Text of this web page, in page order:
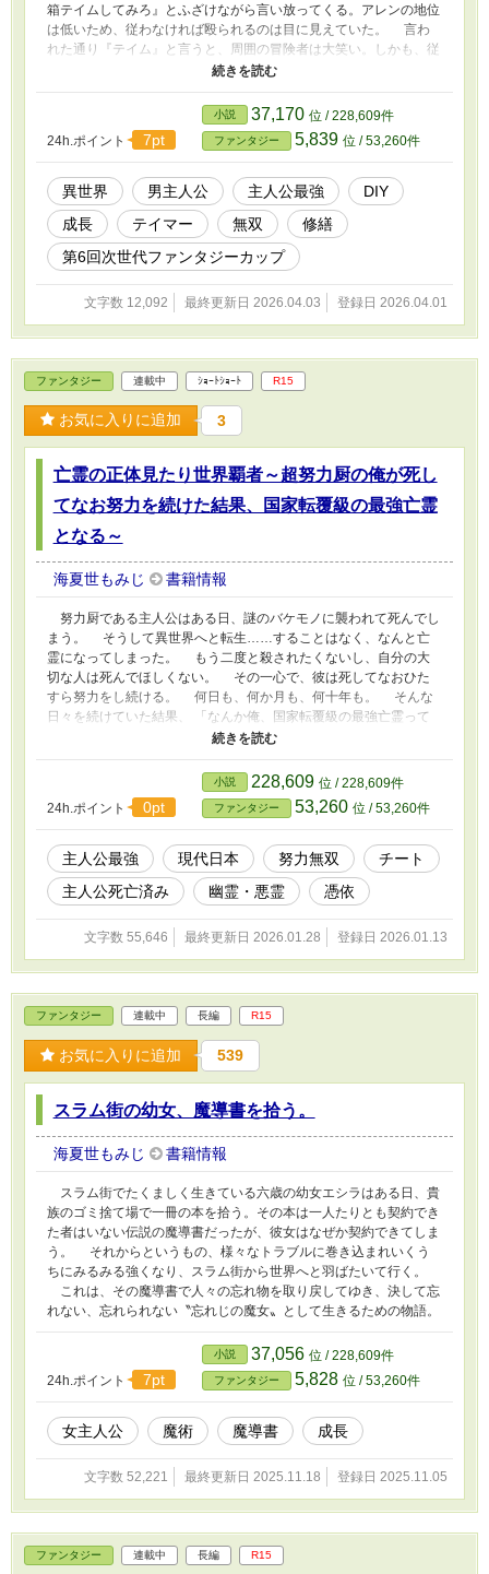
箱テイムしてみろ』とふざけながら言い放ってくる。アレンの地位
は低いため、従わなければ殴られるのは目に見えていた。 言わ
れた通り『テイム』と言うと、周囲の冒険者は大笑い。しかも、従
ったのに殴られそうになったのだが……先程のゴミ箱がひとりでに
ムすることができていたのだ！ 生きているものをテイムできな
い代わり、どんな無生物でもテイムできるという能力が彼にはあっ
た。 例えそれが、人類を絶滅に追いやった呪いの人形でさえ、
選ばれし勇者しか使えない聖剣でさえも……。 この能力を知っ
た彼は様々な無生物をどんどんテイムして行き、最強へと駆け上が
る！
24h.ポイント 7pt
小説 37,170 位 / 228,609件
ファンタジー 5,839 位 / 53,260件
異世界 男主人公 主人公最強
DIY
成長
テイマー 無双
修繕
第6回次世代ファンタジーカップ
文字数 12,092 最終更新日 2026.04.03 登録日 2026.04.01
ファンタジー 連載中 ｼｮｰﾄｼｮｰﾄ R15
お気に入りに追加 3
亡霊の正体見たり世界覇者～超努力厨の俺が死し
てなお努力を続けた結果、国家転覆級の最強亡霊
となる～
海夏世もみじ 書籍情報
努力厨である主人公はある日、謎のバケモノに襲われて死んでし
まう。 そうして異世界へと転生……することはなく、なんと亡
霊になってしまった。 もう二度と殺されたくないし、自分の大
切な人は死んでほしくない。 その一心で、彼は死してなおひた
すら努力をし続ける。 何日も、何か月も、何十年も。 そんな
日々を続けていた結果、 「なんか俺、国家転覆級の最強亡霊って
恐れられてる！？」 幽霊が蔓延る殺伐とした日本で、国を滅ぼ
しかねない力を得た亡霊による無双譚！
24h.ポイント 0pt
小説 228,609 位 / 228,609件
ファンタジー 53,260 位 / 53,260件
主人公最強 現代日本 努力無双
チート
主人公死亡済み
幽霊・悪霊 憑依
文字数 55,646 最終更新日 2026.01.28 登録日 2026.01.13
ファンタジー 連載中 長編 R15
お気に入りに追加 539
スラム街の幼女、魔導書を拾う。
海夏世もみじ 書籍情報
スラム街でたくましく生きている六歳の幼女エシラはある日、貴
族のゴミ捨て場で一冊の本を拾う。その本は一人たりとも契約でき
た者はいない伝説の魔導書だったが、彼女はなぜか契約できてしま
う。 それからというもの、様々なトラブルに巻き込まれいくう
ちにみるみる強くなり、スラム街から世界へと羽ばたいて行く。
これは、その魔導書で人々の忘れ物を取り戻してゆき、決して忘
れない、忘れられない〝忘れじの魔女〟として生きるための物語。
24h.ポイント 7pt
小説 37,056 位 / 228,609件
ファンタジー 5,828 位 / 53,260件
女主人公 魔術 魔導書 成長
文字数 52,221 最終更新日 2025.11.18 登録日 2025.11.05
ファンタジー 連載中 長編 R15